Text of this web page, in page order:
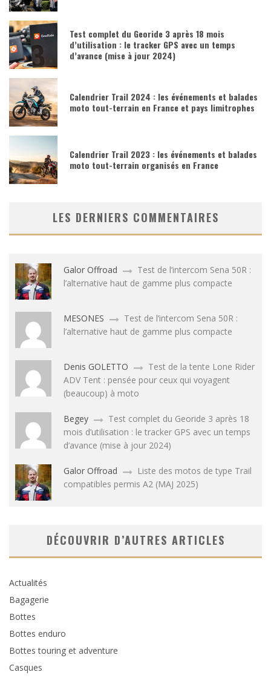
Test complet du Georide 3 après 18 mois
d’utilisation : le tracker GPS avec un temps
d’avance (mise à jour 2024)
Calendrier Trail 2024 : les événements et balades
moto tout-terrain en France et pays limitrophes
Calendrier Trail 2023 : les événements et balades
moto tout-terrain organisés en France
LES DERNIERS COMMENTAIRES
Galor Offroad
Test de l’intercom Sena 50R :
l’alternative haut de gamme plus compacte
MESONES
Test de l’intercom Sena 50R :
l’alternative haut de gamme plus compacte
Denis GOLETTO
Test de la tente Lone Rider
ADV Tent : pensée pour ceux qui voyagent
(beaucoup) à moto
Begey
Test complet du Georide 3 après 18
mois d’utilisation : le tracker GPS avec un temps
d’avance (mise à jour 2024)
Galor Offroad
Liste des motos de type Trail
compatibles permis A2 (MAJ 2025)
DÉCOUVRIR D’AUTRES ARTICLES
Actualités
Bagagerie
Bottes
Bottes enduro
Bottes touring et adventure
Casques